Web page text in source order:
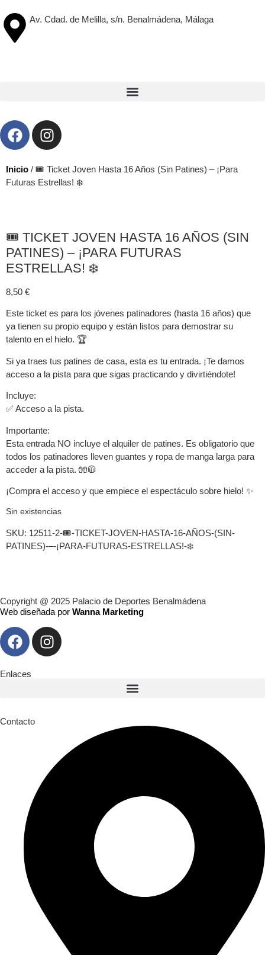
Av. Cdad. de Melilla, s/n. Benalmádena, Málaga
Inicio / 🎟️ Ticket Joven Hasta 16 Años (Sin Patines) – ¡Para
Futuras Estrellas! ❄️
🎟️ TICKET JOVEN HASTA 16 AÑOS (SIN
PATINES) – ¡PARA FUTURAS
ESTRELLAS! ❄️
8,50 €
Este ticket es para los jóvenes patinadores (hasta 16 años) que
ya tienen su propio equipo y están listos para demostrar su
talento en el hielo. 🏆
Si ya traes tus patines de casa, esta es tu entrada. ¡Te damos
acceso a la pista para que sigas practicando y divirtiéndote!
Incluye:
✅ Acceso a la pista.
Importante:
Esta entrada NO incluye el alquiler de patines. Es obligatorio que
todos los patinadores lleven guantes y ropa de manga larga para
acceder a la pista. 🧤🧥
¡Compra el acceso y que empiece el espectáculo sobre hielo! ✨
Sin existencias
SKU: 12511-2-🎟️-TICKET-JOVEN-HASTA-16-AÑOS-(SIN-
PATINES)-–-¡PARA-FUTURAS-ESTRELLAS!-❄️
Copyright @ 2025 Palacio de Deportes Benalmádena
Web diseñada por Wanna Marketing
Enlaces
Contacto